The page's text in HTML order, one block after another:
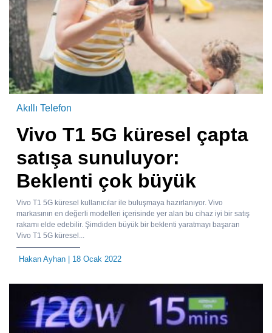
Akıllı Telefon
Vivo T1 5G küresel çapta
satışa sunuluyor:
Beklenti çok büyük
Vivo T1 5G küresel kullanıcılar ile buluşmaya hazırlanıyor. Vivo
markasının en değerli modelleri içerisinde yer alan bu cihaz iyi bir satış
rakamı elde edebilir. Şimdiden büyük bir beklenti yaratmayı başaran
Vivo T1 5G küresel...
Hakan Ayhan | 18 Ocak 2022